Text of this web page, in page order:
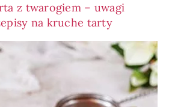
z twarogiem – uwagi
na kruche tarty